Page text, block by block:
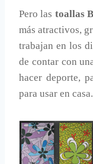
Pero las toallas
más atractivos,
trabajan en los
de contar con
hacer deporte,
para usar en casa.